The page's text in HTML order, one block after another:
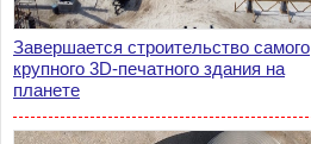
Завершается строительство самого
крупного 3D-печатного здания на
планете